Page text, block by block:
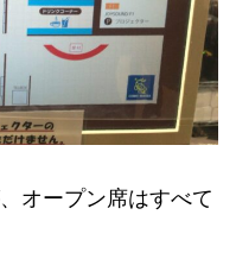
オープン席はすべて